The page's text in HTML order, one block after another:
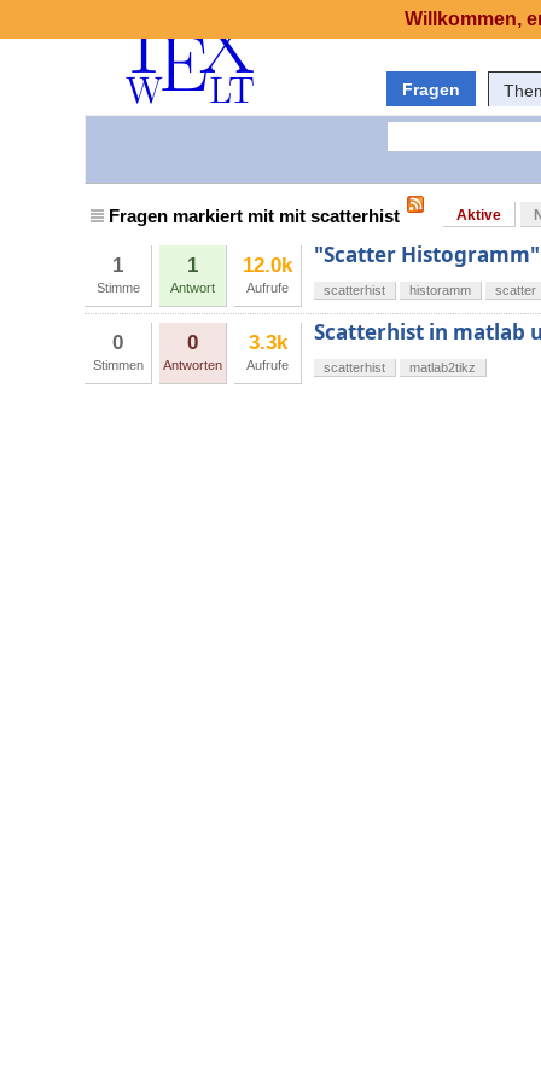
Fragen
Fragen markiert mit mit scatterhist Aktive
1
Stimme
1
Antwort
12.0k
Aufrufe
"Scatter
scatterhist historamm scatter
0
Stimmen
0
Antworten
3.3k
Aufrufe
Scatterhist in matlab
scatterhist matlab2tikz
Willkommen,